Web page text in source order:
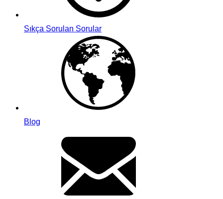
Sıkça Sorulan Sorular
Blog